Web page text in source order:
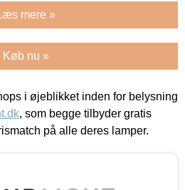
mere »
Køb nu »
i øjeblikket inden for belysning
, som begge tilbyder gratis
på alle deres lamper.